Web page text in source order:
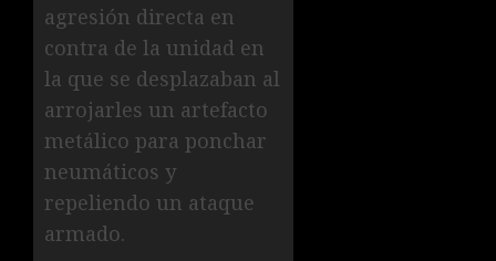
agresión directa en
contra de la unidad en
la que se desplazaban al
arrojarles un artefacto
metálico para ponchar
neumáticos y
repeliendo un ataque
armado.